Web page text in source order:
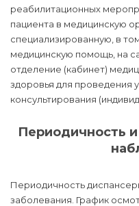
реабилитационных
пациента в медицинскую
специализированную, в
медицинскую помощь, на
отделение (кабинет)
здоровья для проведения
консультирования
Периодичность
Периодичность
заболевания. График